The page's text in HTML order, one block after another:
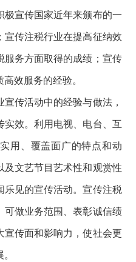
宣传国家近年来颁布的一
传注税行业在提高征纳效
务方面取得的成绩；宣传
效服务的经验。
宣传活动中的经验与做法，
效。利用电视、电台、互
用、覆盖面广的特点和动
文艺节目艺术性和观赏性
见的宣传活动。宣传注税
做业务范围、表彰诚信绩
传面和影响力，使社会更